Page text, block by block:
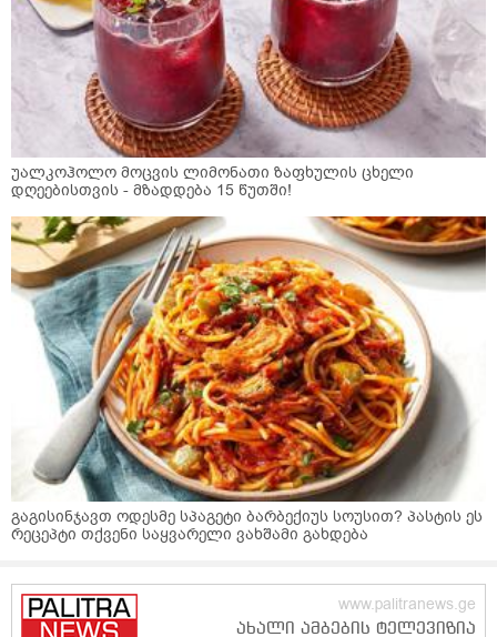
უალკოჰოლო მოცვის ლიმონათი ზაფხულის ცხელი
დღეებისთვის - მზადდება 15 წუთში!
გაგისინჯავთ ოდესმე სპაგეტი ბარბექიუს სოუსით? პასტის ეს
რეცეპტი თქვენი საყვარელი ვახშამი გახდება